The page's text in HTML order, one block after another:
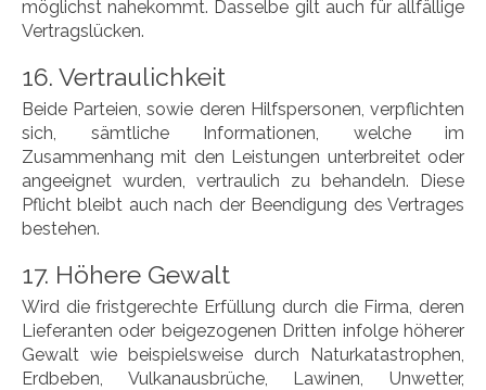
möglichst nahekommt. Dasselbe gilt auch für allfällige
Vertragslücken.
16. Vertraulichkeit
Beide Parteien, sowie deren Hilfspersonen, verpflichten
sich, sämtliche Informationen, welche im
Zusammenhang mit den Leistungen unterbreitet oder
angeeignet wurden, vertraulich zu behandeln. Diese
Pflicht bleibt auch nach der Beendigung des Vertrages
bestehen.
17. Höhere Gewalt
Wird die fristgerechte Erfüllung durch die Firma, deren
Lieferanten oder beigezogenen Dritten infolge höherer
Gewalt wie beispielsweise durch Naturkatastrophen,
Erdbeben, Vulkanausbrüche, Lawinen, Unwetter,